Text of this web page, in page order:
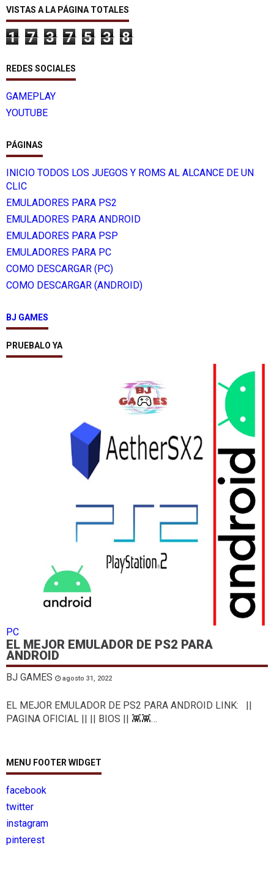
VISTAS A LA PÁGINA TOTALES
1 7 3 7 5 3 8
REDES SOCIALES
GAMEPLAY
YOUTUBE
PÁGINAS
INICIO TODOS LOS JUEGOS Y ROMS AL ALCANCE DE UN
CLIC
EMULADORES PARA PS2
EMULADORES PARA ANDROID
EMULADORES PARA PSP
EMULADORES PARA PC
COMO DESCARGAR (PC)
COMO DESCARGAR (ANDROID)
BJ GAMES
PRUEBALO YA
PC
EL MEJOR EMULADOR DE PS2 PARA
ANDROID
BJ GAMES agosto 31, 2022
EL MEJOR EMULADOR DE PS2 PARA ANDROID LINK: ||
PAGINA OFICIAL || || BIOS || 👾👾…
MENU FOOTER WIDGET
facebook
twitter
instagram
pinterest